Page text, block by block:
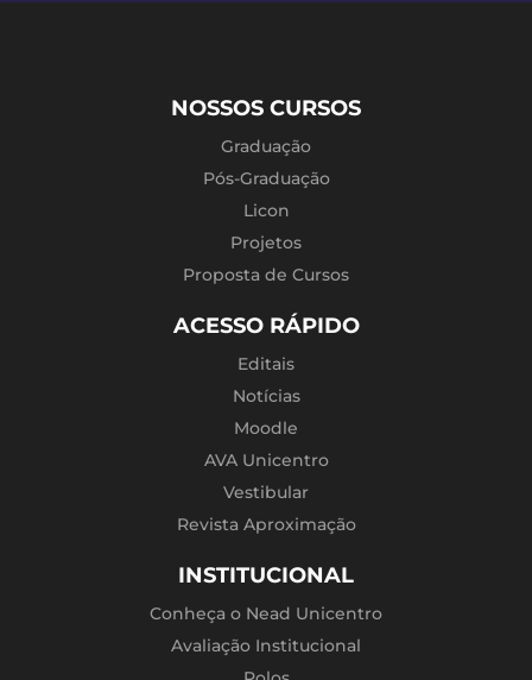
NOSSOS CURSOS
Graduação
Pós-Graduação
Licon
Projetos
Proposta de Cursos
ACESSO RÁPIDO
Editais
Notícias
Moodle
AVA Unicentro
Vestibular
Revista Aproximação
INSTITUCIONAL
Conheça o Nead Unicentro
Avaliação Institucional